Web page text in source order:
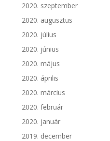
2020. szeptember
2020. augusztus
2020. július
2020. június
2020. május
2020. április
2020. március
2020. február
2020. január
2019. december